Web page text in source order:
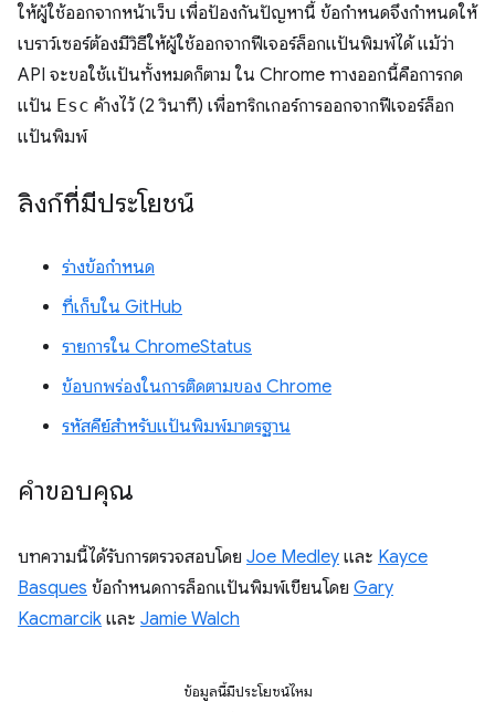
ให้ผู้ใช้ออกจากหน้าเว็บ เพื่อป้องกันปัญหานี้ ข้อกำหนดจึงกำหนดให้
เบราว์เซอร์ต้องมีวิธีให้ผู้ใช้ออกจากฟีเจอร์ล็อกแป้นพิมพ์ได้ แม้ว่า
API จะขอใช้แป้นทั้งหมดก็ตาม ใน Chrome ทางออกนี้คือการกด
แป้น Esc ค้างไว้ (2 วินาที) เพื่อทริกเกอร์การออกจากฟีเจอร์ล็อก
แป้นพิมพ์
ลิงก์ที่มีประโยชน์
ร่างข้อกำหนด
ที่เก็บใน GitHub
รายการใน ChromeStatus
ข้อบกพร่องในการติดตามของ Chrome
รหัสคีย์สำหรับแป้นพิมพ์มาตรฐาน
คำขอบคุณ
บทความนี้ได้รับการตรวจสอบโดย Joe Medley และ Kayce
Basques ข้อกำหนดการล็อกแป้นพิมพ์เขียนโดย Gary
Kacmarcik และ Jamie Walch
ข้อมูลนี้มีประโยชน์ไหม